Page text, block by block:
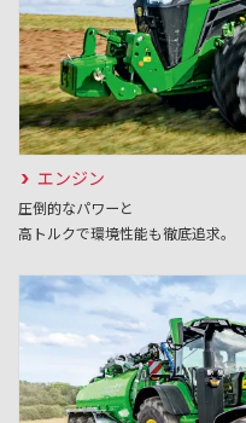
エンジン
圧倒的なパワーと
高トルクで環境性能も徹底追求。